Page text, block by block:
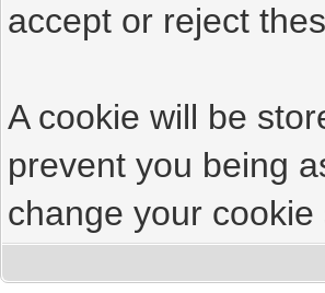
accept or reject
A cookie will be
prevent you being
change your